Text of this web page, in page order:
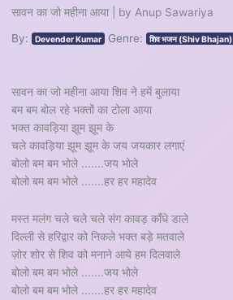
सावन का जो महीना आया | by Anup Sawariya
By: Devender Kumar Genre: शिव भजन (Shiv Bhajan)
सावन का जो महीना आया शिव ने हमें बुलाया
बम बम बोल रहे भक्तों का टोला आया
भक्त कावड़िया झूम झूम के
चले कावड़िया झूम झूम के जय जयकार लगाएं
बोलो बम बम भोले .......जय भोले
बोलो बम बम भोले .......हर हर महादेव
मस्त मलंग चले चले चले संग कावड़ काँधे डाले
दिल्ली से हरिद्वार को निकले भक्त बड़े मतवाले
ज़ोर शोर से शिव को मनाने आये हम दिलवाले
बोलो बम बम भोले .......जय भोले
बोलो बम बम भोले .......हर हर महादेव